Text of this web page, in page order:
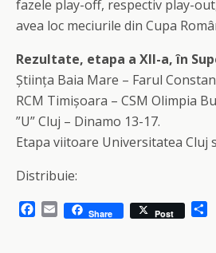
fazele play-off, respectiv play-
avea loc meciurile din Cupa
Rezultate, etapa a XII-a, în
Știința Baia Mare – Farul
RCM Timișoara – CSM Olimpia
”U” Cluj – Dinamo 13-17.
Etapa viitoare Universitatea Cluj
Distribuie:
E
Share Post